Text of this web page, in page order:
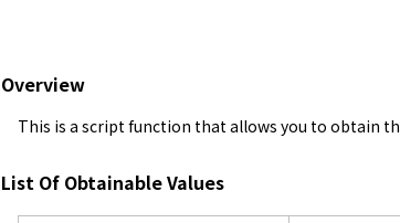
Overview
This is a script function that allows you to obtain
List Of Obtainable Values